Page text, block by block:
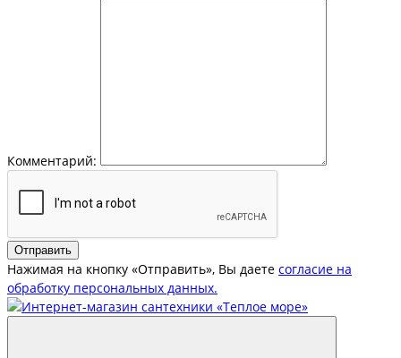
Комментарий:
Отправить
Нажимая на кнопку «Отправить», Вы даете согласие на
обработку персональных данных.